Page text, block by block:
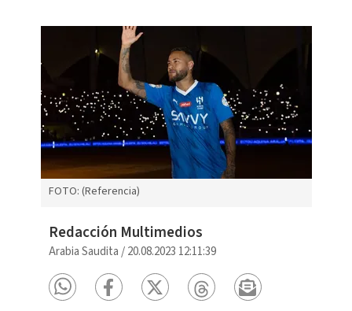
FOTO: (Referencia)
Redacción Multimedios
Arabia Saudita /20.08.2023 12:11:39